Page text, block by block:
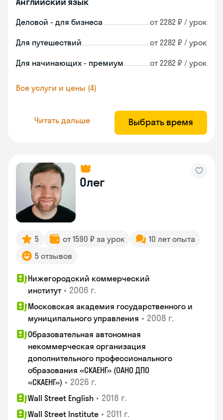
Деловой - для бизнеса от 2282 ₽ / урок
Для путешествий от 2282 ₽ / урок
Для начинающих - премиум от 2282 ₽ / урок
Все услуги и цены (4)
Читать дальше Выбрать время
Олег
5 от 1590 ₽ за урок
10 лет опыта
5 отзывов
Нижегородский коммерческий
институт • 2006 г.
Московская академия государственного и
муниципального управления • 2008 г.
Образовательная автономная
некоммерческая организация
дополнительного профессионального
образования «СКАЕНГ» (ОАНО ДПО
«СКАЕНГ») • 2026 г.
Wall Street English • 2018 г.
Wall Street Institute • 2011 г.